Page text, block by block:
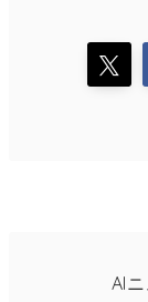
AI